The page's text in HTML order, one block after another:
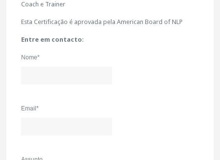
Coach e Trainer
Esta Certificação é aprovada pela American Board of NLP
Entre em contacto:
Nome*
Email*